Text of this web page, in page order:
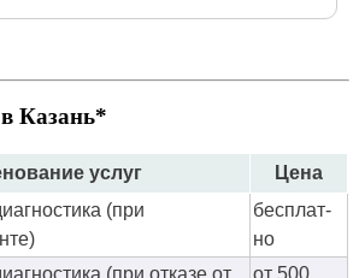
Казань*
услуг
Цена
(при
бес­плат­
но
(при отказе от
от 500